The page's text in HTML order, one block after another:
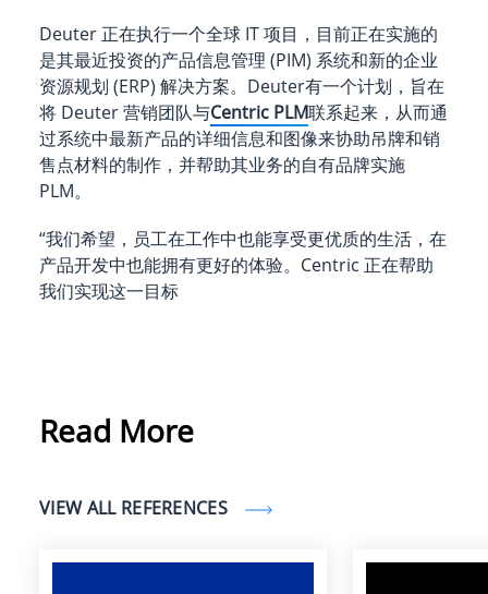
Deuter 正在执行一个全球 IT 项目，目前正在实施的
是其最近投资的产品信息管理 (PIM) 系统和新的企业
资源规划 (ERP) 解决方案。Deuter有一个计划，旨在
将 Deuter 营销团队与Centric PLM联系起来，从而通
过系统中最新产品的详细信息和图像来协助吊牌和销
售点材料的制作，并帮助其业务的自有品牌实施
PLM。
“我们希望，员工在工作中也能享受更优质的生活，在
产品开发中也能拥有更好的体验。Centric 正在帮助
我们实现这一目标
Read More
VIEW ALL REFERENCES